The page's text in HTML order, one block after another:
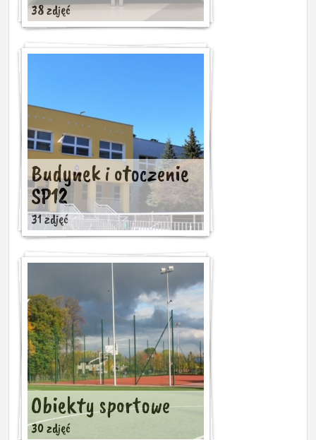
38 zdjęć
Budynek i otoczenie
SP12
31 zdjęć
Obiekty sportowe
30 zdjęć